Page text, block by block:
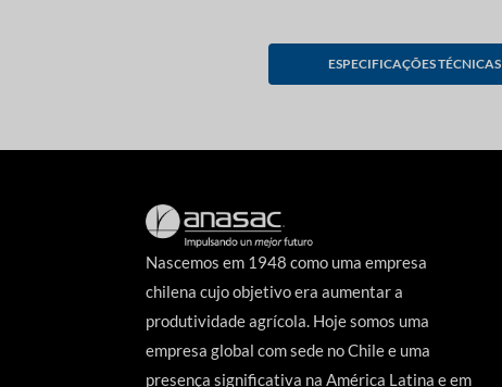
ESPECIFICAÇÕES TÉCNICAS
Nascemos em 1948 como uma empresa
chilena cujo objetivo era aumentar a
produtividade agrícola. Hoje somos uma
empresa global com sede no Chile e uma
presença significativa na América Latina e em